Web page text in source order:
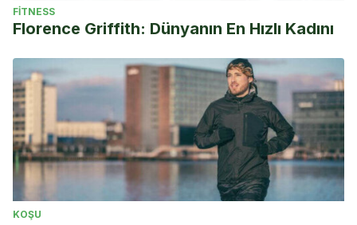
FITNESS
Florence Griffith: Dünyanın En Hızlı Kadını
KOŞU